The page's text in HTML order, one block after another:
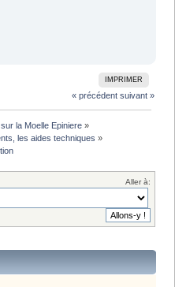
IMPRIMER
« précédent suivant »
la Moelle Epiniere »
les aides techniques »
Aller à: